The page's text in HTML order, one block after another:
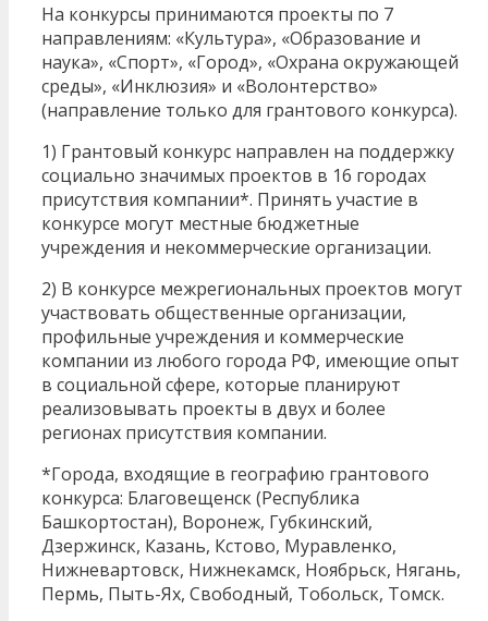
На конкурсы принимаются проекты по 7
направлениям: «Культура», «Образование и
наука», «Спорт», «Город», «Охрана окружающей
среды», «Инклюзия» и «Волонтерство»
(направление только для грантового конкурса).
1) Грантовый конкурс направлен на поддержку
социально значимых проектов в 16 городах
присутствия компании*. Принять участие в
конкурсе могут местные бюджетные
учреждения и некоммерческие организации.
2) В конкурсе межрегиональных проектов могут
участвовать общественные организации,
профильные учреждения и коммерческие
компании из любого города РФ, имеющие опыт
в социальной сфере, которые планируют
реализовывать проекты в двух и более
регионах присутствия компании.
*Города, входящие в географию грантового
конкурса: Благовещенск (Республика
Башкортостан), Воронеж, Губкинский,
Дзержинск, Казань, Кстово, Муравленко,
Нижневартовск, Нижнекамск, Ноябрьск, Нягань,
Пермь, Пыть-Ях, Свободный, Тобольск, Томск.